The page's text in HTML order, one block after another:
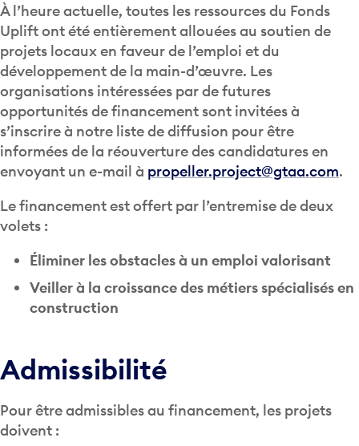
À l’heure actuelle, toutes les ressources du Fonds
Uplift ont été entièrement allouées au soutien de
projets locaux en faveur de l’emploi et du
développement de la main-d’œuvre. Les
organisations intéressées par de futures
opportunités de financement sont invitées à
s’inscrire à notre liste de diffusion pour être
informées de la réouverture des candidatures en
envoyant un e-mail à propeller.project@gtaa.com.
Le financement est offert par l’entremise de deux
volets :
Éliminer les obstacles à un emploi valorisant
Veiller à la croissance des métiers spécialisés en
construction
Admissibilité
Pour être admissibles au financement, les projets
doivent :